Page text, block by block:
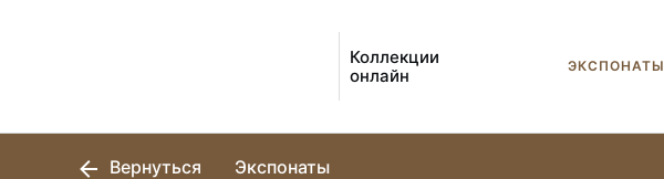
Коллекции
онлайн
ЭКСПОНАТЫ
Вернуться Экспонаты